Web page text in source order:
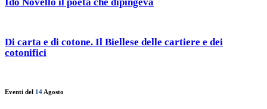
Di carta e di cotone. Il Biellese delle cartiere e dei
cotonifici
Eventi del 14 Agosto